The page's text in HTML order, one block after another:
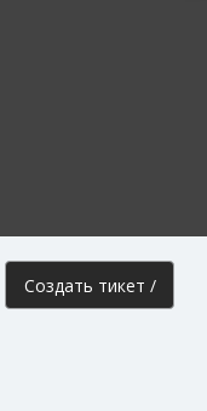
Создать тикет /